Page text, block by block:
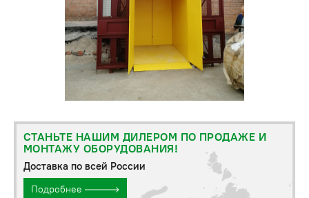
СТАНЬТЕ НАШИМ ДИЛЕРОМ ПО ПРОДАЖЕ И
МОНТАЖУ ОБОРУДОВАНИЯ!
Доставка по всей России
Подробнее